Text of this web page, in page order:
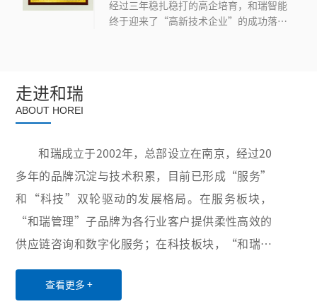
经过三年稳扎稳打的高企培育，和瑞智能
终于迎来了“高新技术企业”的成功落
走进和瑞
ABOUT HOREI
和瑞成立于2002年，总部设立在南京，经过20
多年的品牌沉淀与技术积累，目前已形成“服务”
和“科技”双轮驱动的发展格局。在服务板块，
“和瑞管理”子品牌为各行业客户提供柔性高效的
供应链咨询和数字化服务；在科技板块，“和瑞智
业互联网三大领域，致力于为世界各地用户提供创
查看更多 +